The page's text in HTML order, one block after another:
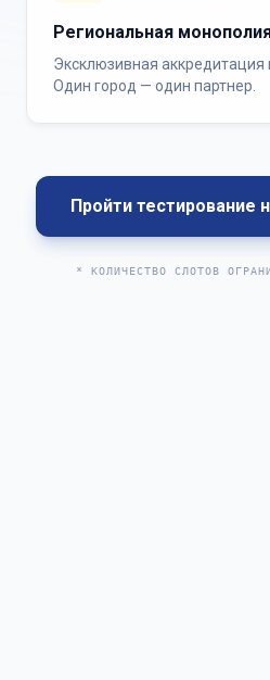
Региональная
Эксклюзивная аккредитация
Один город — один партнер.
Пройти тестирование
* КОЛИЧЕСТВО СЛОТОВ